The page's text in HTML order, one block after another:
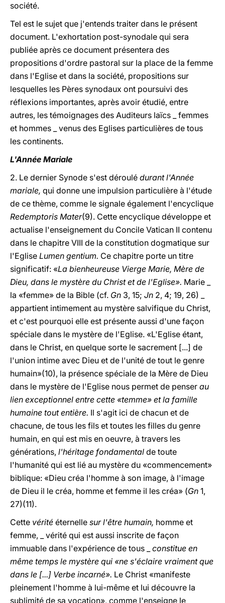
société.
Tel est le sujet que j'entends traiter dans le présent
document. L'exhortation post-synodale qui sera
publiée après ce document présentera des
propositions d'ordre pastoral sur la place de la femme
dans l'Eglise et dans la société, propositions sur
lesquelles les Pères synodaux ont poursuivi des
réflexions importantes, après avoir étudié, entre
autres, les témoignages des Auditeurs laïcs _ femmes
et hommes _ venus des Eglises particulières de tous
les continents.
L'Année Mariale
2. Le dernier Synode s'est déroulé durant l'Année
mariale, qui donne une impulsion particulière à l'étude
de ce thème, comme le signale également l'encyclique
Redemptoris Mater(9). Cette encyclique développe et
actualise l'enseignement du Concile Vatican II contenu
dans le chapitre VIII de la constitution dogmatique sur
l'Eglise Lumen gentium. Ce chapitre porte un titre
significatif: «La bienheureuse Vierge Marie, Mère de
Dieu, dans le mystère du Christ et de l'Eglise». Marie _
la «femme» de la Bible (cf. Gn 3, 15; Jn 2, 4; 19, 26) _
appartient intimement au mystère salvifique du Christ,
et c'est pourquoi elle est présente aussi d'une façon
spéciale dans le mystère de l'Eglise. «L'Eglise étant,
dans le Christ, en quelque sorte le sacrement [...] de
l'union intime avec Dieu et de l'unité de tout le genre
humain»(10), la présence spéciale de la Mère de Dieu
dans le mystère de l'Eglise nous permet de penser au
lien exceptionnel entre cette «temme» et la famille
humaine tout entière. Il s'agit ici de chacun et de
chacune, de tous les fils et toutes les filles du genre
humain, en qui est mis en oeuvre, à travers les
générations, l'héritage fondamental de toute
l'humanité qui est lié au mystère du «commencement»
biblique: «Dieu créa l'homme à son image, à l'image
de Dieu il le créa, homme et femme il les créa» (Gn 1,
27)(11).
Cette vérité éternelle sur l'être humain, homme et
femme, _ vérité qui est aussi inscrite de façon
immuable dans l'expérience de tous _ constitue en
même temps le mystère qui «ne s'éclaire vraiment que
dans le [...] Verbe incarné». Le Christ «manifeste
pleinement l'homme à lui-même et lui découvre la
sublimité de sa vocation», comme l'enseigne le